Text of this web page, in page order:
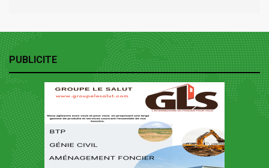
PUBLICITE